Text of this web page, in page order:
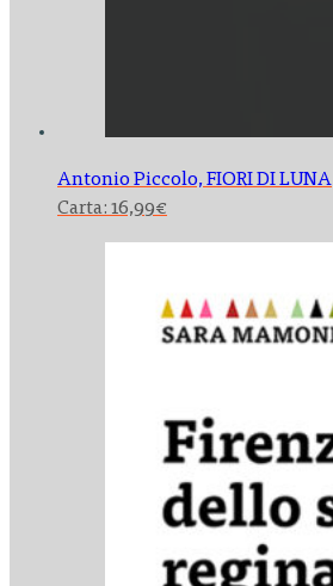
Antonio Piccolo,FIORI DI LUNA
Carta: 16,99€